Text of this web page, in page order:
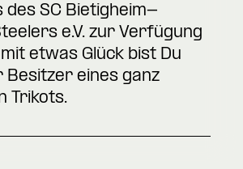
des SC Bietigheim-
e.V. zur Verfügung
etwas Glück bist Du
Besitzer eines ganz
Trikots.